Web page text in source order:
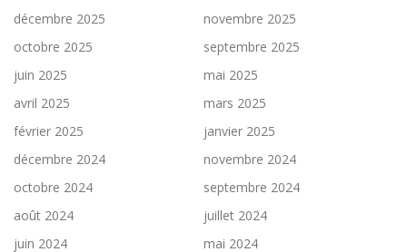
décembre 2025
novembre 2025
octobre 2025
septembre 2025
juin 2025
mai 2025
avril 2025
mars 2025
février 2025
janvier 2025
décembre 2024
novembre 2024
octobre 2024
septembre 2024
août 2024
juillet 2024
juin 2024
mai 2024